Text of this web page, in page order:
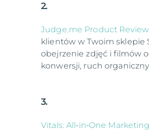
2.
Judge.me Product
klientów w Twoim sklepie
obejrzenie zdjęć i filmów
konwersji, ruch
3.
Vitals: All‑in‑One Marketing